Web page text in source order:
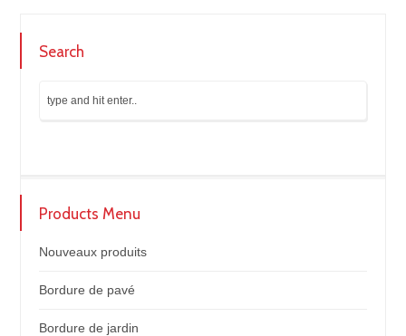
Search
Products Menu
Nouveaux produits
Bordure de pavé
Bordure de jardin